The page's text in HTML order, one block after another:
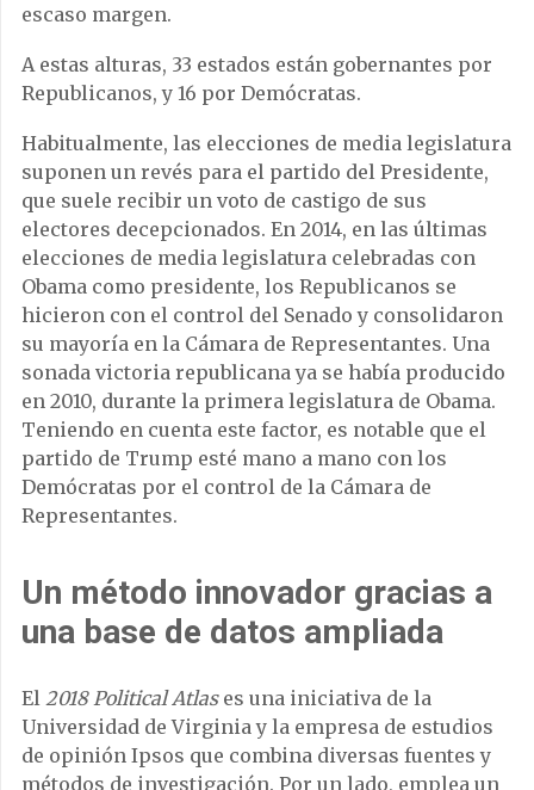
escaso margen.
A estas alturas, 33 estados están gobernantes por
Republicanos, y 16 por Demócratas.
Habitualmente, las elecciones de media legislatura
suponen un revés para el partido del Presidente,
que suele recibir un voto de castigo de sus
electores decepcionados. En 2014, en las últimas
elecciones de media legislatura celebradas con
Obama como presidente, los Republicanos se
hicieron con el control del Senado y consolidaron
su mayoría en la Cámara de Representantes. Una
sonada victoria republicana ya se había producido
en 2010, durante la primera legislatura de Obama.
Teniendo en cuenta este factor, es notable que el
partido de Trump esté mano a mano con los
Demócratas por el control de la Cámara de
Representantes.
Un método innovador gracias a
una base de datos ampliada
El 2018 Political Atlases una iniciativa de la
Universidad de Virginia y la empresa de estudios
de opinión Ipsos que combina diversas fuentes y
métodos de investigación. Por un lado, emplea un